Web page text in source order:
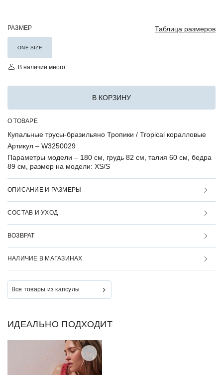
РАЗМЕР Таблица размеров
ONE SIZE
В наличии много
В КОРЗИНУ
О ТОВАРЕ
Купальные трусы-бразильяно Тропики / Tropical коралловые
Артикул – W3250029
Параметры модели – 180 см, грудь 82 см, талия 60 см, бедра
89 см, размер на модели: XS/S
ОПИСАНИЕ И РАЗМЕРЫ
СОСТАВ И УХОД
ВОЗВРАТ
НАЛИЧИЕ В МАГАЗИНАХ
Все товары из капсулы
ИДЕАЛЬНО ПОДХОДИТ